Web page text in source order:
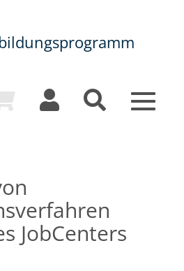
Toggle
JobCenters